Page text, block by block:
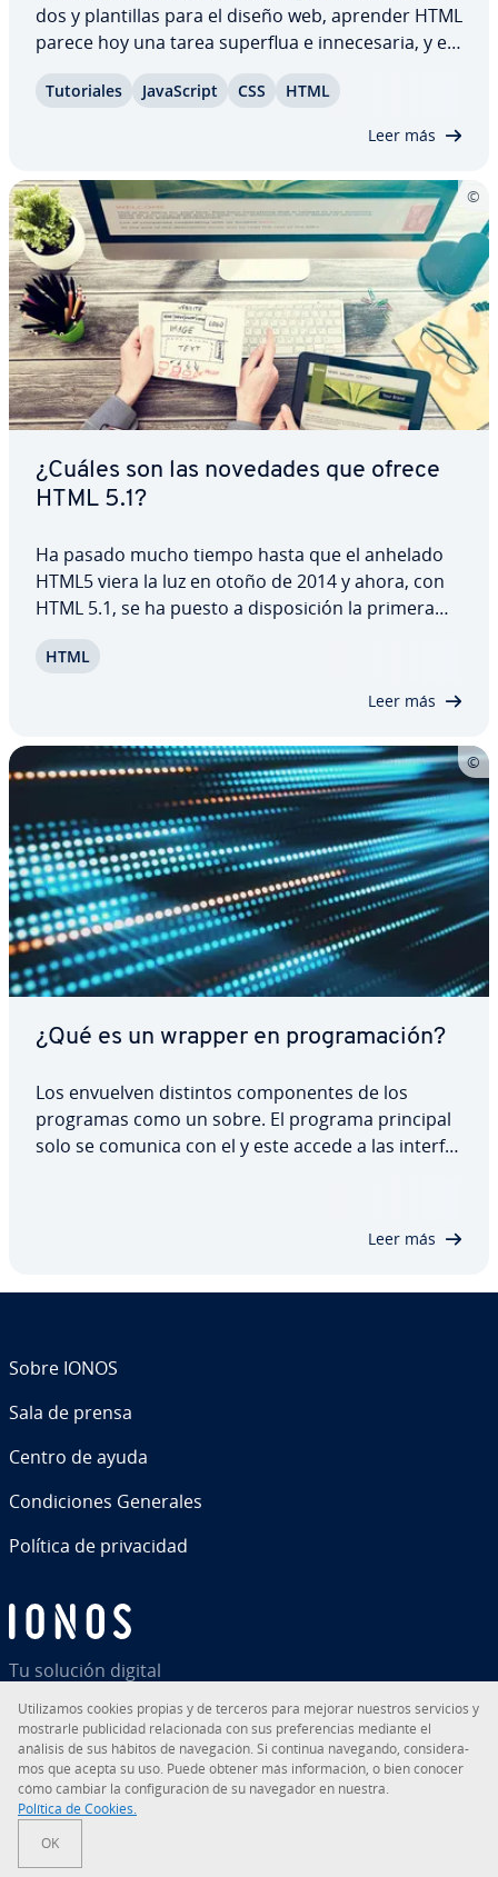
dos y pla­n­ti­llas para el diseño web, aprender HTML
parece hoy una tarea superflua e in­ne­ce­sa­ria, y en
realidad es todo lo contrario. En cuanto se
presentan problemas de fu­n­cio­na­mie­n­to en una
Tu­to­ria­les Ja­va­S­cri­pt CSS HTML
Leer más
¿Cuáles son las novedades que ofrece
HTML 5.1?
Ha pasado mucho tiempo hasta que el anhelado
HTML5 viera la luz en otoño de 2014 y ahora, con
HTML 5.1, se ha puesto a di­s­po­si­ción la primera
han dado numerosos cambios, entre los que
HTML
Leer más
¿Qué es un wrapper en pro­gra­ma­ción?
Los envuelven distintos co­m­po­ne­n­tes de los
programas como un sobre. El programa principal
solo se comunica con el y este accede a las in­te­r­fa­
Leer más
Tu solución digital
Sobre IONOS
Sala de prensa
Centro de ayuda
Co­n­di­cio­nes Generales
Política de pri­va­ci­dad
© 2026IONOS Inc.
RSS LinkedIntiktok InstagramFacebookYouTube
Uti­li­za­mos cookies propias y de terceros para mejorar nuestros servicios y
mostrarle pu­bli­ci­dad re­la­cio­na­da con sus pre­fe­re­n­cias mediante el
análisis de sus hábitos de na­ve­ga­ción. Si continua navegando, co­n­si­de­ra­
mos que acepta su uso. Puede obtener más in­fo­r­ma­ción, o bien conocer
cómo cambiar la co­n­fi­gu­ra­ción de su navegador en nuestra.
Política de Cookies.
OK